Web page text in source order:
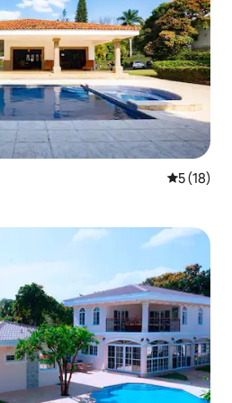
평점 5점
5 (18)